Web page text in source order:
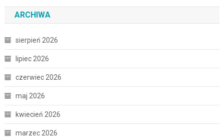
ARCHIWA
sierpień 2026
lipiec 2026
czerwiec 2026
maj 2026
kwiecień 2026
marzec 2026